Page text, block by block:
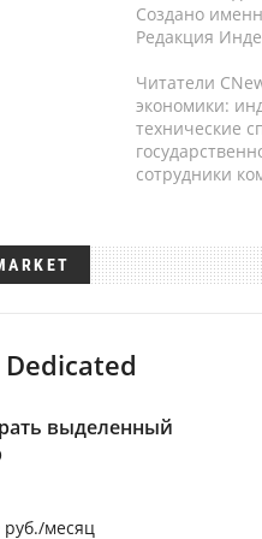
Создано
Редакция
Читатели
экономики:
технические
сотрудники
Dedicated
выделенный
месяц